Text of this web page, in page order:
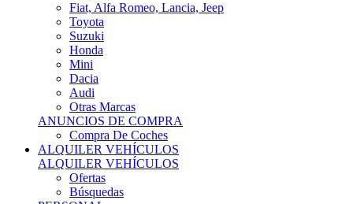
Fiat, Alfa Romeo, Lancia, Jeep
Toyota
Suzuki
Honda
Mini
Dacia
Audi
Otras Marcas
ANUNCIOS DE COMPRA
Compra De Coches
ALQUILER VEHÍCULOS
ALQUILER VEHÍCULOS
Ofertas
Búsquedas